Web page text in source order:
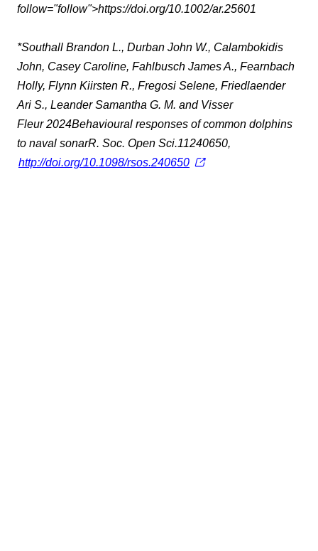
follow="follow">https://doi.org/10.1002/ar.25601
*Southall Brandon L., Durban John W., Calambokidis
John, Casey Caroline, Fahlbusch James A., Fearnbach
Holly, Flynn Kiirsten R., Fregosi Selene, Friedlaender
Ari S., Leander Samantha G. M. and Visser
Fleur 2024Behavioural responses of common dolphins
to naval sonarR. Soc. Open Sci.11240650,
http://doi.org/10.1098/rsos.240650